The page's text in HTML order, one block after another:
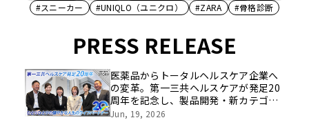
#スニーカー
#UNIQLO（ユニクロ） #ZARA #骨格診断
PRESS RELEASE
医薬品からトータルヘルスケア企業へ
の変革。第一三共ヘルスケアが発足20
周年を記念し、製品開発・新カテゴリ
挑戦の舞台や旧社統合時のエピソード
Jun, 19, 2026